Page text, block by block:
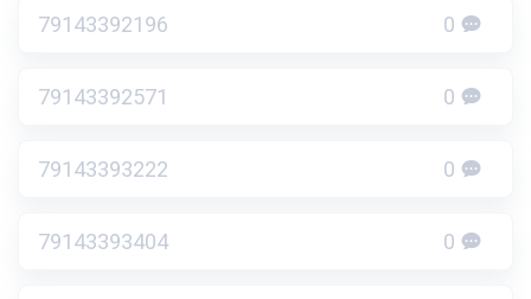
79143392196 0
79143392571 0
79143393222 0
79143393404 0